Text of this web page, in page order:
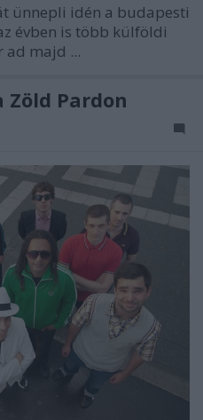
ünnepli idén a budapesti
évben is több külföldi
ad majd ...
Pardon